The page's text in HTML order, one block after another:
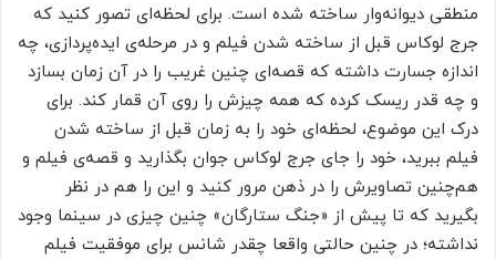
منطقی دیوانه‌وار ساخته شده است. برای لحظه‌ای تصور کنید که
جرج لوکاس قبل از ساخته شدن فیلم و در مرحله‌ی ایده‌پردازی، چه
اندازه جسارت داشته که قصه‌ای چنین غریب را در آن زمان بسازد
و چه قدر ریسک کرده که همه چیزش را روی آن قمار کند. برای
درک این موضوع، لحظه‌ای خود را به زمان قبل از ساخته شدن
فیلم ببرید، خود را جای جرج لوکاس جوان بگذارید و قصه‌ی فیلم و
هم‌چنین تصاویرش را در ذهن مرور کنید و این را هم در نظر
بگیرید که تا پیش از «جنگ ستارگان» چنین چیزی در سینما وجود
نداشته؛ در چنین حالتی واقعا چقدر شانس برای موفقیت فیلم